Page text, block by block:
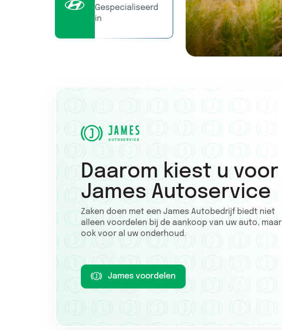
Gespecialiseerd
in
Daarom kiest u voor
James Autoservice
Zaken doen met een James Autobedrijf biedt niet
alleen voordelen bij de aankoop van uw auto, maar
ook voor al uw onderhoud.
James voordelen